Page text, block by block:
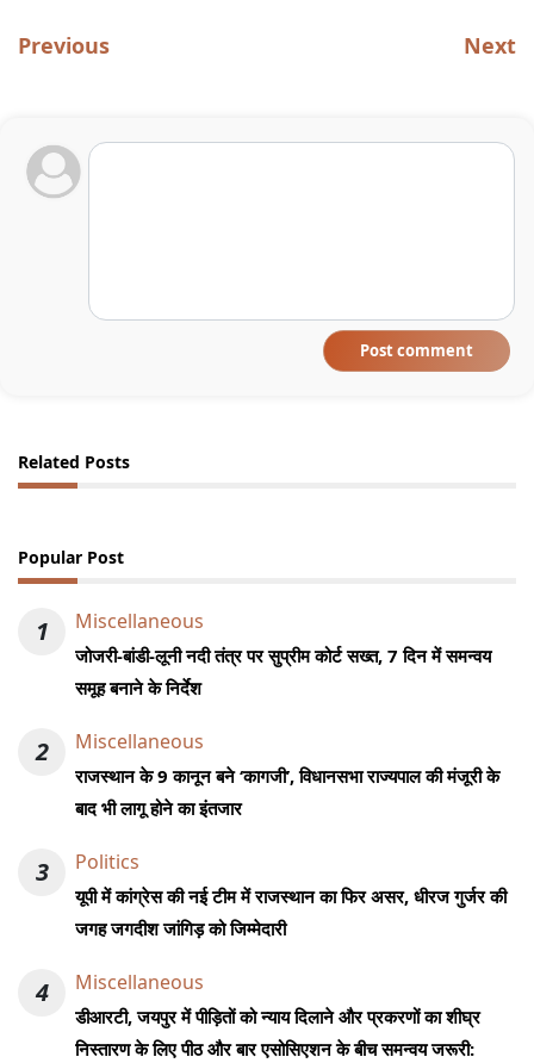
Previous Next
Post comment
Related Posts
Popular Post
1 Miscellaneous
जोजरी-बांडी-लूनी नदी तंत्र पर सुप्रीम कोर्ट सख्त, 7 दिन में समन्वय
समूह बनाने के निर्देश
2 Miscellaneous
राजस्थान के 9 कानून बने ‘कागजी’, विधानसभा राज्यपाल की मंजूरी के
बाद भी लागू होने का इंतजार
3 Politics
यूपी में कांग्रेस की नई टीम में राजस्थान का फिर असर, धीरज गुर्जर की
जगह जगदीश जांगिड़ को जिम्मेदारी
4 Miscellaneous
डीआरटी, जयपुर में पीड़ितों को न्याय दिलाने और प्रकरणों का शीघ्र
निस्तारण के लिए पीठ और बार एसोसिएशन के बीच समन्वय जरूरी: